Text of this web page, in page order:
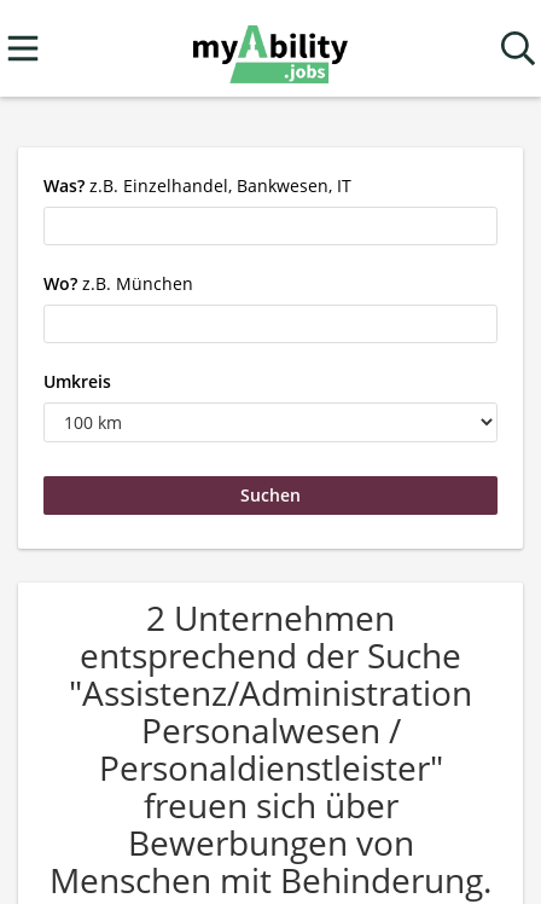
Was? z.B. Einzelhandel, Bankwesen, IT
Wo? z.B. München
Umkreis
2 Unternehmen
entsprechend der Suche
"Assistenz/Administration
Personalwesen /
Personaldienstleister"
freuen sich über
Bewerbungen von
Menschen mit Behinderung.